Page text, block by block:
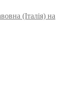
(Італія) на